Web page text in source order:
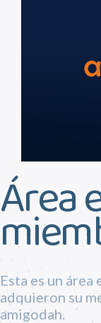
Área
Esta es un
adquieron su
amigodah.